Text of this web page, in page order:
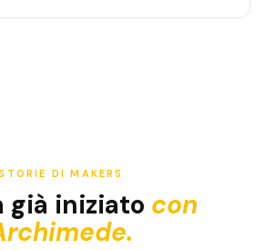
DI MAKERS
già iniziato con